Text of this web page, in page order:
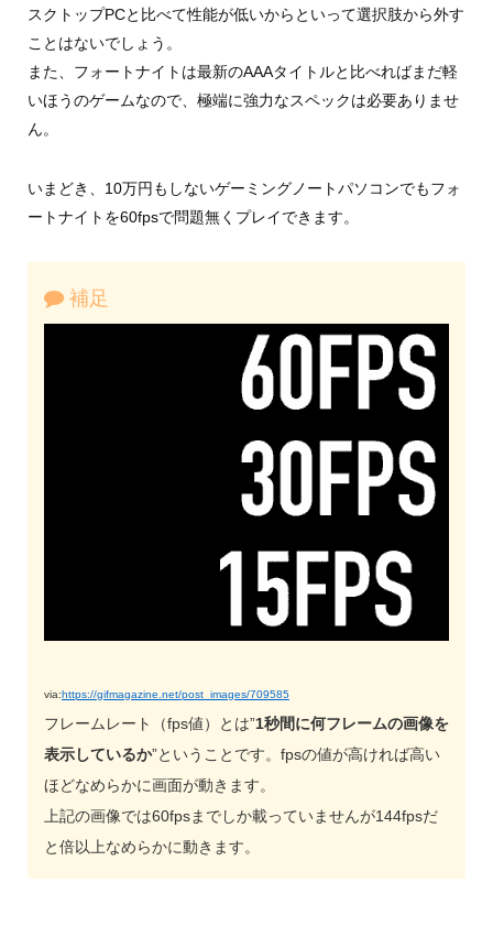
スクトップPCと比べて性能が低いからといって選択肢から外す
ことはないでしょう。
また、フォートナイトは最新のAAAタイトルと比べればまだ軽
いほうのゲームなので、極端に強力なスペックは必要ありませ
ん。
いまどき、10万円もしないゲーミングノートパソコンでもフォ
ートナイトを60fpsで問題無くプレイできます。
補足
via:https://gifmagazine.net/post_images/709585
フレームレート（fps値）とは”1秒間に何フレームの画像を
表示しているか”ということです。fpsの値が高ければ高い
ほどなめらかに画面が動きます。
上記の画像では60fpsまでしか載っていませんが144fpsだ
と倍以上なめらかに動きます。